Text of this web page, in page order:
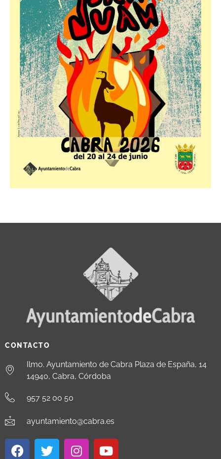
CONTACTO
Ilmo. Ayuntamiento de Cabra Plaza de España, 14
14940, Cabra, Córdoba
957 52 00 50
ayuntamiento@cabra.es